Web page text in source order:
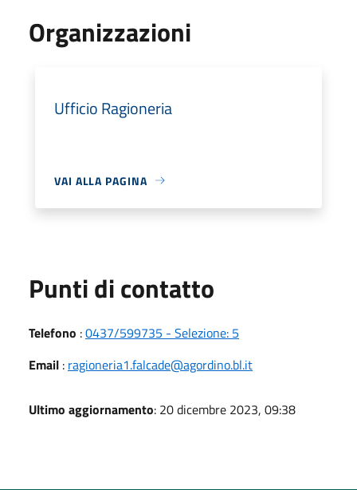
Organizzazioni
Ufficio Ragioneria
VAI ALLA PAGINA
Punti di contatto
Telefono :0437/599735 - Selezione: 5
Email : ragioneria1.falcade@agordino.bl.it
Ultimo aggiornamento: 20 dicembre 2023, 09:38